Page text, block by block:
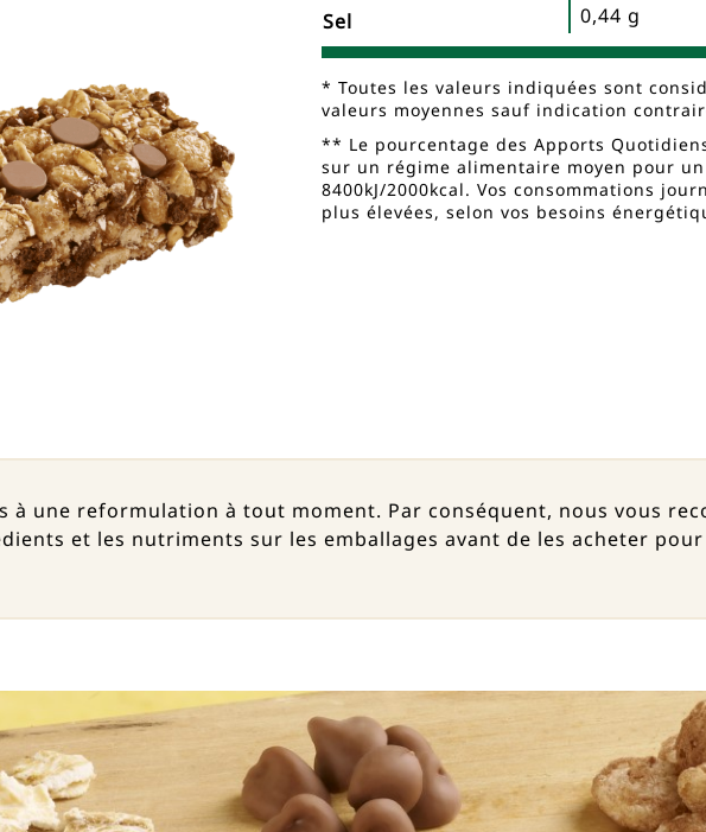
Sel
0,44 g
* Toutes les valeurs indiquées sont
valeurs moyennes sauf indication
** Le pourcentage des Apports
sur un régime alimentaire moyen pour
8400kJ/2000kcal. Vos consommations
plus élevées, selon vos besoins
à une reformulation à tout moment. Par conséquent, nous vous
et les nutriments sur les emballages avant de les acheter